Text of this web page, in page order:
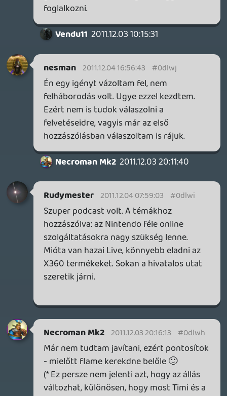
nesman 2011.12.01 11:04:49
Necroman Mk2 2011.12.03 20:04:37 #0dlwf
gondolatokkal, aminél sok helyen csak
bólogattam. Egyben megragadom az
alkalmat, és sok sikert kívánok a
csapatnak az új projekthez is! 🙂
Egy dologhoz szólnék hozzá, ez pedig a
magyar E-Shop:
Örülök, hogy szóba került a magyar Live,
de azt mintha elfelejtettétek volna, hogy
nem csak hazánk került be ebbe a körbe,
hanem másik 8 ország is, köztük igazán
nagyok mint Brazília meg Oroszország.
Szóval akkor se csak mi kaptunk a jóból,
sőt, azokban az országokban az volt a
közös, hogy volt már hivatalos Microsoft
képviselet (nem importőrön/forgalmazón
keresztül ment a dolog), de még nem volt
Egyébként talán nem is lenne szükség
teljes nyelvi lokalizációra, elég lenne, ha a
Nintendo csinálna egy EU-s szolgáltatást,
aminél angolul (vagy akármelyik
elérhető minden Uniós vagy EGT (de akár
a Nyugat-Balkánt is idevehetjük)
országból a rendszer. Így biztosan le lenne
potenciálisan fedve, hiszen a játékosok
angolul.
mcmacko 2011.12.03 16:48:43 #0dlwe